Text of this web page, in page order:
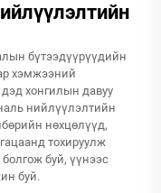
бүтээдүүрүүдийн
хэмжээний
хонгилын давуу
нийлүүлэлтийн
нөхцөлүүд,
тохируулж
буй, үүнээс
буй.